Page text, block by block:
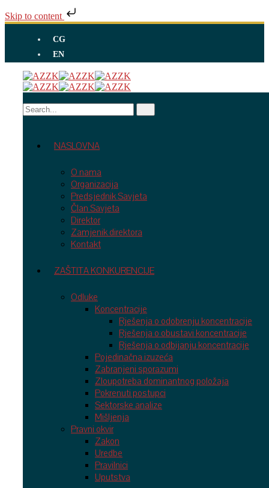
Skip to content
CG
EN
NASLOVNA
O nama
Organizacija
Predsjednik Savjeta
Član Savjeta
Direktor
Zamjenik direktora
Kontakt
ZAŠTITA KONKURENCIJE
Odluke
Koncentracije
Rješenja o odobrenju koncentracije
Rješenja o obustavi koncentracije
Rješenja o odbijanju koncentracije
Pojedinačna izuzeća
Zabranjeni sporazumi
Zloupotreba dominantnog položaja
Pokrenuti postupci
Sektorske analize
Mišljenja
Pravni okvir
Zakon
Uredbe
Pravilnici
Uputstva